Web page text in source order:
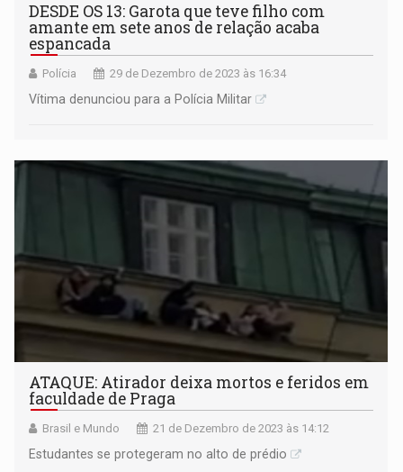
DESDE OS 13: Garota que teve filho com
amante em sete anos de relação acaba
espancada
Polícia 29 de Dezembro de 2023 às 16:34
Vítima denunciou para a Polícia Militar
ATAQUE: Atirador deixa mortos e feridos em
faculdade de Praga
Brasil e Mundo 21 de Dezembro de 2023 às 14:12
Estudantes se protegeram no alto de prédio